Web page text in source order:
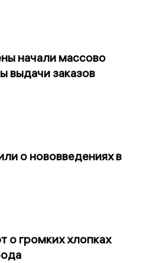
начали массово
выдачи заказов
о нововведениях в
о громких хлопках